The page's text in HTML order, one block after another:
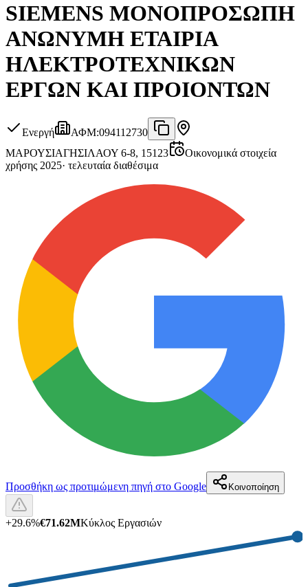
SIEMENS ΜΟΝΟΠΡΟΣΩΠΗ
ΑΝΩΝΥΜΗ ΕΤΑΙΡΙΑ
ΗΛΕΚΤΡΟΤΕΧΝΙΚΩΝ
ΕΡΓΩΝ ΚΑΙ ΠΡΟΙΟΝΤΩΝ
Ενεργή ΑΦΜ:094112730
ΜΑΡΟΥΣΙΑΓΗΣΙΛΑΟΥ 6-8, 15123
Οικονομικά στοιχεία
χρήσης 2025· τελευταία διαθέσιμα
Προσθήκη ως προτιμώμενη πηγή στο Google Κοινοποίηση
+29.6%€71.62MΚύκλος Εργασιών